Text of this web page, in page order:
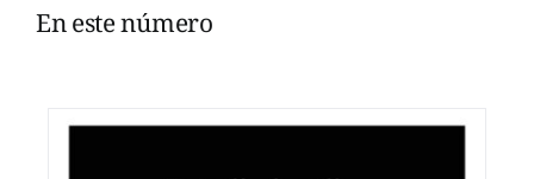
En este número